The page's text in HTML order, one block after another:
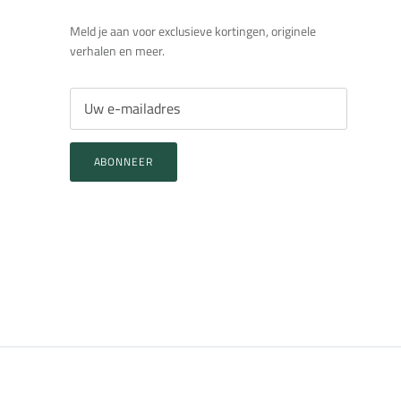
Meld je aan voor exclusieve kortingen, originele
verhalen en meer.
ABONNEER